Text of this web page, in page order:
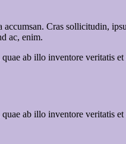
accumsan. Cras sollicitudin,
ac, enim.
ab illo inventore veritatis
ab illo inventore veritatis